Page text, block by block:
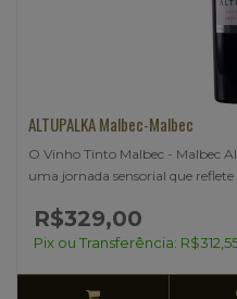
ALTUPALKA Malbec-Malbec
O Vinho Tinto Malbec - Malbec
uma jornada sensorial que reflete
R$329,00
Pix ou Transferência: